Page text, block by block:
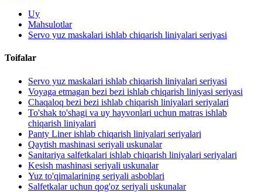
Uy
Mahsulotlar
Servo yuz maskalari ishlab chiqarish liniyalari seriyasi
Toifalar
Servo yuz maskalari ishlab chiqarish liniyalari seriyasi
Voyaga etmagan bezi bezi ishlab chiqarish liniyasi seriyasi
Chaqaloq bezi bezi ishlab chiqarish liniyalari seriyalari
To'shak to'shagi va uy hayvonlari uchun matras ishlab
chiqarish liniyalari
Panty Liner ishlab chiqarish liniyalari seriyalari
Qaytish mashinasi seriyali uskunalar
Sanitariya salfetkalari ishlab chiqarish liniyalari seriyalari
Kesish mashinasi seriyali uskunalar
Yuz to'qimalarining seriyali asboblari
Salfetkalar uchun qog'oz seriyali uskunalar